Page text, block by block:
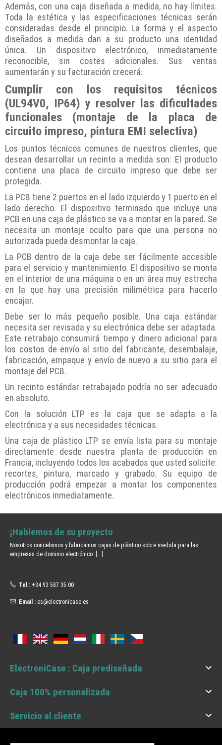
Además, con una caja diseñada a medida, no hay límites.
Toda la estética y las especificaciones técnicas serán
consideradas desde el principio. La forma y el aspecto
diseñados a medida dan a su producto una identidad
única. Un dispositivo electrónico, inmediatamente
reconocible, sin costes adicionales. Sus ventas
aumentarán y su facturación crecerá.
Cumplir con los requisitos técnicos
(UL94V0, IP64) y resolver las dificultades
funcionales (montaje de la placa de
circuito impreso, pintura EMI selectiva)
Los puntos técnicos comunes de nuestros clientes, que
desean desarrollar un recinto a medida son: El producto
contiene una placa de circuito impreso que debe ser
protegida.
La PCB tiene 2 puertos en el lado izquierdo y 1 puerto en el
lado derecho. El dispositivo terminado que incluye una
PCB en una caja de plástico se va a montar en la pared. Se
necesita un montaje oculto para que una persona no
autorizada pueda desmontar la caja.
La PCB dentro de la caja debe ser fácilmente accesible
para el servicio y mantenimiento. El dispositivo se monta
en el interior de una máquina o en un área muy estrecha
en la que hay una precisión milimétrica para hacerlo
encajar.
Debe ser lo más pequeño posible. Una caja estándar
necesita ser revisada y su electrónica debe ser adaptada.
Este retrabajo consumirá tiempo y dinero adicional para
los costos de envío al sitio del fabricante, desembalaje,
fabricación, empaque y envío de nuevo a su sitio para el
montaje del PCB.
Un recinto estándar retrabajado podría no ser adecuado
en absoluto.
Con la solución LTP es la caja que se adapta a la
electrónica y a sus necesidades técnicas.
Una caja de plástico LTP se envía lista para su montaje
directamente desde nuestra planta de producción en
Francia, incluyendo todos los acabados que usted solicite:
recortes, pintura, marcado y grabado. Su equipo de
producción podrá empezar a montar los componentes
electrónicos inmediatamente.
¡Hablemos de su proyecto
Nosotros concebimos y fabricamos cajas de plástico sobre medida para las
empresas de dominio electrónico: [...]
Tel : +34 93 587 35 00
Email : es@electronicase.es
ElectroniCase : Caja prediseñada 
Caja 100% personalizada 
Servicio al cliente 